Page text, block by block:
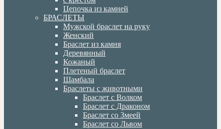
Цепочка из камней
БРАСЛЕТЫ
Мужской браслет на руку
Женский
Браслет из камня
Деревянный
Кожаный
Плетеный браслет
Шамбала
Браслеты с животными
Браслет с Волком
Браслет с Драконом
Браслет со Змеей
Браслет со Львом